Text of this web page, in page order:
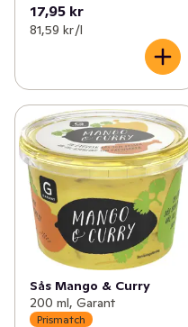
17,95 kr
81,59 kr /l
Sås Mango & Curry
200 ml, Garant
Prismatch